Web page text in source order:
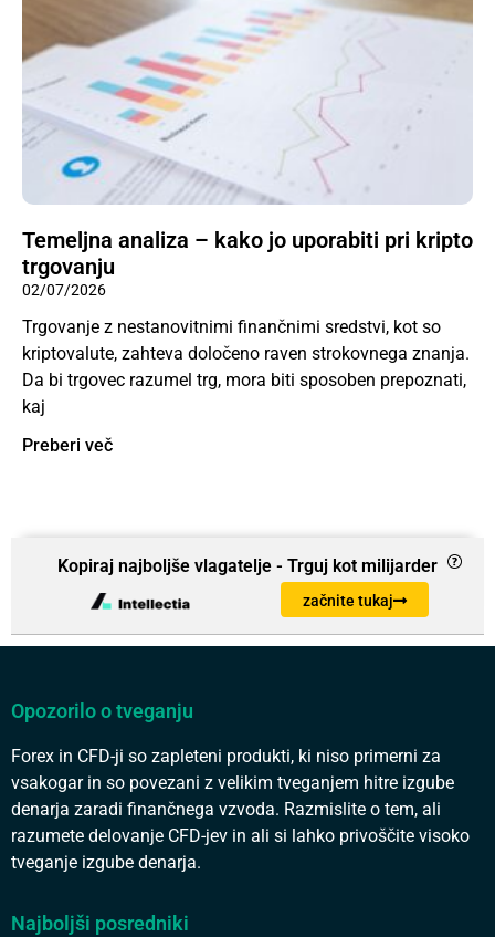
Temeljna analiza – kako jo uporabiti pri kripto
trgovanju
02/07/2026
Trgovanje z nestanovitnimi finančnimi sredstvi, kot so
kriptovalute, zahteva določeno raven strokovnega znanja.
Da bi trgovec razumel trg, mora biti sposoben prepoznati,
kaj
Preberi več
Kopiraj najboljše vlagatelje - Trguj kot milijarder
začnite tukaj
Opozorilo o tveganju
Forex in CFD-ji so zapleteni produkti, ki niso primerni za
vsakogar in so povezani z velikim tveganjem hitre izgube
denarja zaradi finančnega vzvoda. Razmislite o tem, ali
razumete delovanje CFD-jev in ali si lahko privoščite visoko
tveganje izgube denarja.
Najboljši posredniki